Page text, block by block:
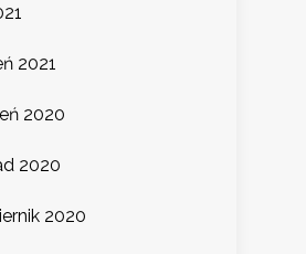
2021
2020
2020
2020